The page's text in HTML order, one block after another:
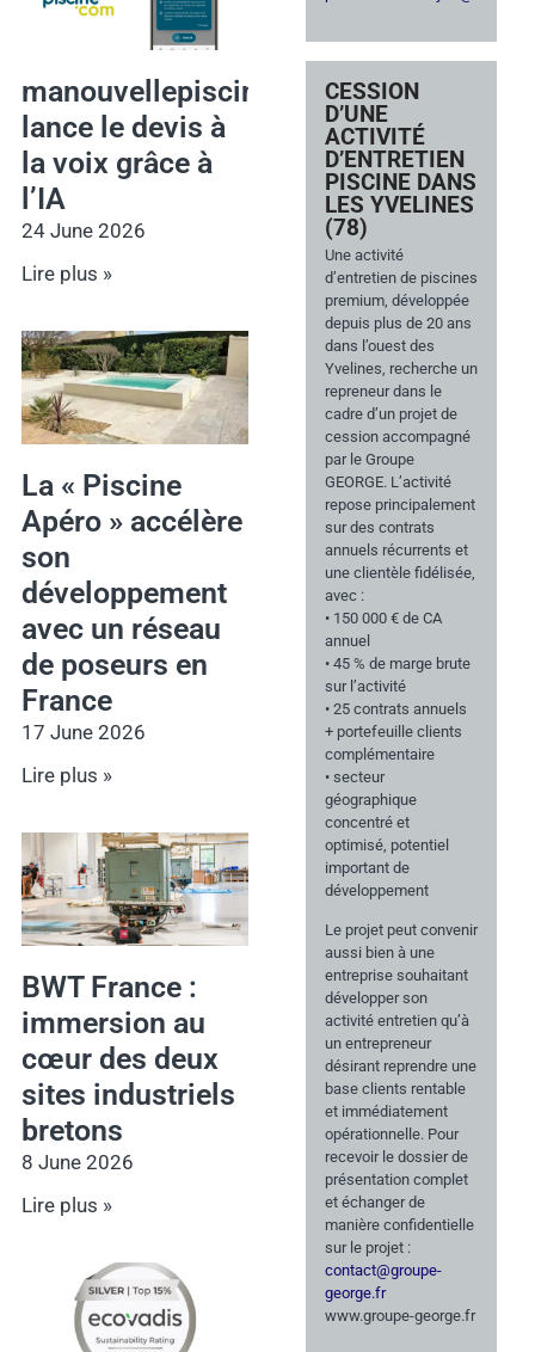
manouvellepiscine.com
lance le devis à
la voix grâce à
l’IA
24 June 2026
Lire plus »
La « Piscine
Apéro » accélère
son
développement
avec un réseau
de poseurs en
France
17 June 2026
Lire plus »
BWT France :
immersion au
cœur des deux
sites industriels
bretons
8 June 2026
Lire plus »
CESSION
D’UNE
ACTIVITÉ
D’ENTRETIEN
PISCINE DANS
LES YVELINES
(78)
Une activité
d’entretien de piscines
premium, développée
depuis plus de 20 ans
dans l’ouest des
Yvelines, recherche un
repreneur dans le
cadre d’un projet de
cession accompagné
par le Groupe
GEORGE. L’activité
repose principalement
sur des contrats
annuels récurrents et
une clientèle fidélisée,
avec :
• 150 000 € de CA
annuel
• 45 % de marge brute
sur l’activité
• 25 contrats annuels
+ portefeuille clients
complémentaire
• secteur
géographique
concentré et
optimisé, potentiel
important de
développement
Le projet peut convenir
aussi bien à une
entreprise souhaitant
développer son
activité entretien qu’à
un entrepreneur
désirant reprendre une
base clients rentable
et immédiatement
opérationnelle. Pour
recevoir le dossier de
présentation complet
et échanger de
manière confidentielle
sur le projet :
contact@groupe-
george.fr
www.groupe-george.fr